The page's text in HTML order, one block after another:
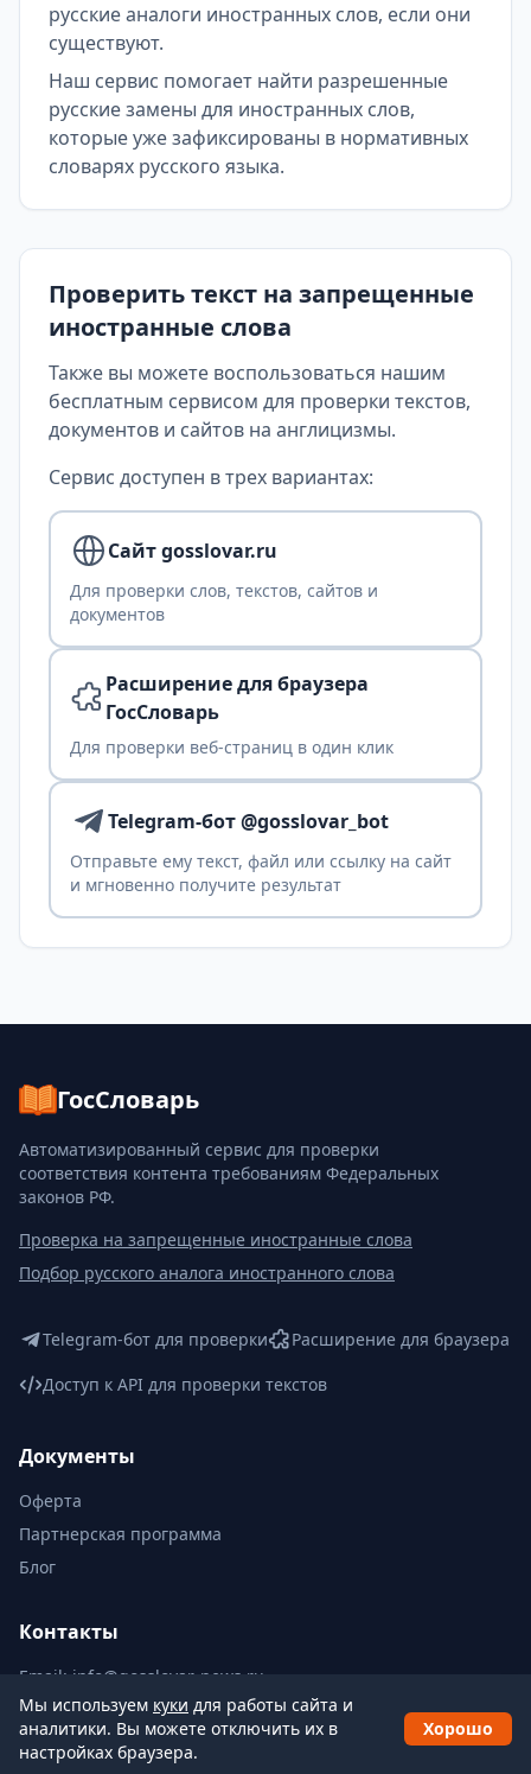
русские аналоги иностранных слов, если они
существуют.
Наш сервис помогает найти разрешенные
русские замены для иностранных слов,
которые уже зафиксированы в нормативных
словарях русского языка.
Проверить текст на запрещенные
иностранные слова
Также вы можете воспользоваться нашим
бесплатным сервисом для проверки текстов,
документов и сайтов на англицизмы.
Сервис доступен в трех вариантах:
Сайт gosslovar.ru
Для проверки слов, текстов, сайтов и
документов
Расширение для браузера
ГосСловарь
Для проверки веб-страниц в один клик
Telegram-бот @gosslovar_bot
Отправьте ему текст, файл или ссылку на сайт
и мгновенно получите результат
ГосСловарь
Автоматизированный сервис для проверки
соответствия контента требованиям Федеральных
законов РФ.
Проверка на запрещенные иностранные слова
Подбор русского аналога иностранного слова
Telegram-бот для проверки
Расширение для браузера
Доступ к API для проверки текстов
Документы
Оферта
Партнерская программа
Блог
Контакты
Email: info@gosslovar-news.ru
Мы используем куки для работы сайта и
аналитики. Вы можете отключить их в
настройках браузера.
Хорошо